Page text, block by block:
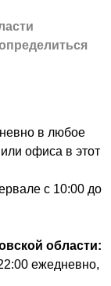
в любое
офиса в этот
с 10:00 до
области:
ежедневно,